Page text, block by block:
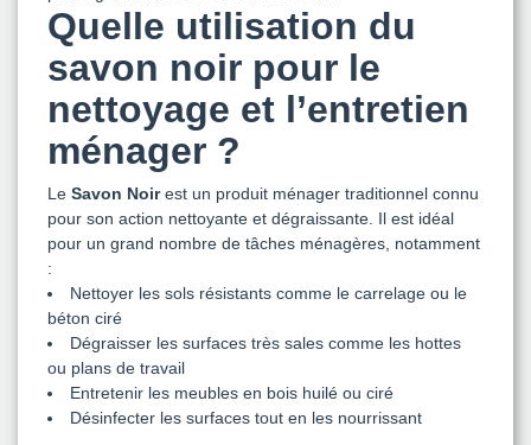
Quelle utilisation du
savon noir pour le
nettoyage et l’entretien
ménager ?
Le Savon Noirest un produit ménager traditionnel connu
pour son action nettoyante et dégraissante. Il est idéal
pour un grand nombre de tâches ménagères, notamment
:
Nettoyer les sols résistants comme le carrelage ou le
béton ciré
Dégraisser les surfaces très sales comme les hottes
ou plans de travail
Entretenir les meubles en bois huilé ou ciré
Désinfecter les surfaces tout en les nourrissant